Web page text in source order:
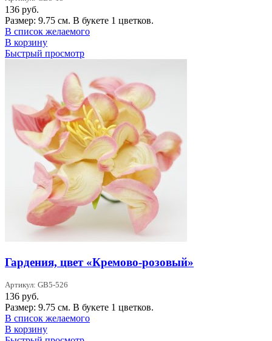
136 руб.
Размер: 9.75 см. В букете 1 цветков.
В список желаемого
В корзину
Быстрый просмотр
Гардения, цвет «Кремово-розовый»
Артикул: GB5-526
136 руб.
Размер: 9.75 см. В букете 1 цветков.
В список желаемого
В корзину